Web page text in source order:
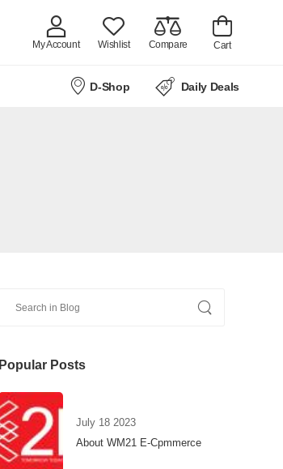
My Account Wishlist Compare Cart
D-Shop Daily Deals
Popular Posts
July 18 2023
About WM21 E-Cpmmerce